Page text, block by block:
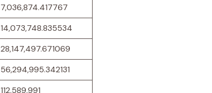
7,036,874.417767
14,073,748.835534
28,147,497.671069
56,294,995.342131
112,589,991